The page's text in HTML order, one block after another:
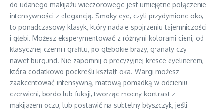
do udanego makijażu wieczorowego jest umiejętne połączenie
intensywności z elegancją. Smoky eye, czyli przydymione oko,
to ponadczasowy klasyk, który nadaje spojrzeniu tajemniczości
i głębi. Możesz eksperymentować z różnymi kolorami cieni, od
klasycznej czerni i grafitu, po głębokie brązy, granaty czy
nawet burgund. Nie zapomnij o precyzyjnej kresce eyelinerem,
która dodatkowo podkreśli kształt oka. Wargi możesz
zaakcentować intensywną, matową pomadką w odcieniu
czerwieni, bordo lub fuksji, tworząc mocny kontrast z
makijażem oczu, lub postawić na subtelny błyszczyk, jeśli